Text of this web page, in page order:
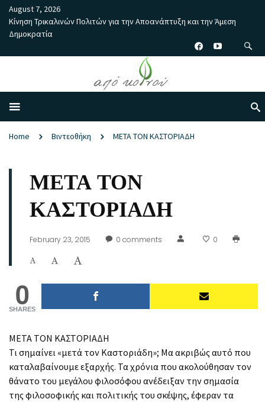
August 7, 2026
Κίνηση Τρικαλινών Πολιτών για την Αποανάπτυξη και την Άμεση
Δημοκρατία
Home Βιντεοθήκη ΜΕΤΑ ΤΟΝ ΚΑΣΤΟΡΙΑΔΗ
ΜΕΤΑ ΤΟΝ
ΚΑΣΤΟΡΙΑΔΗ
February 23, 2015 0 comments 0
0
SHARES
ΜΕΤΑ ΤΟΝ ΚΑΣΤΟΡΙΑΔΗ
Τι σημαίνει «μετά τον Καστοριάδη»; Μα ακριβώς αυτό που
καταλαβαίνουμε εξαρχής. Τα χρόνια που ακολούθησαν τον
θάνατο του μεγάλου φιλοσόφου ανέδειξαν την σημασία
της φιλοσοφικής και πολιτικής του σκέψης, έφεραν τα